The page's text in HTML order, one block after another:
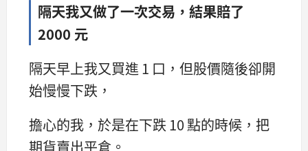
隔天我又做了一次交易，結果賠了
2000 元
隔天早上我又買進 1 口，但股價隨後卻開
始慢慢下跌，
擔心的我，於是在下跌 10 點的時候，把
期貨賣出平倉。